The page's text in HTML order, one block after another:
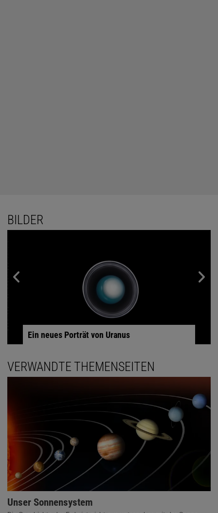
BILDER
Ein neues Porträt von Uranus
VERWANDTE THEMENSEITEN
Unser Sonnensystem